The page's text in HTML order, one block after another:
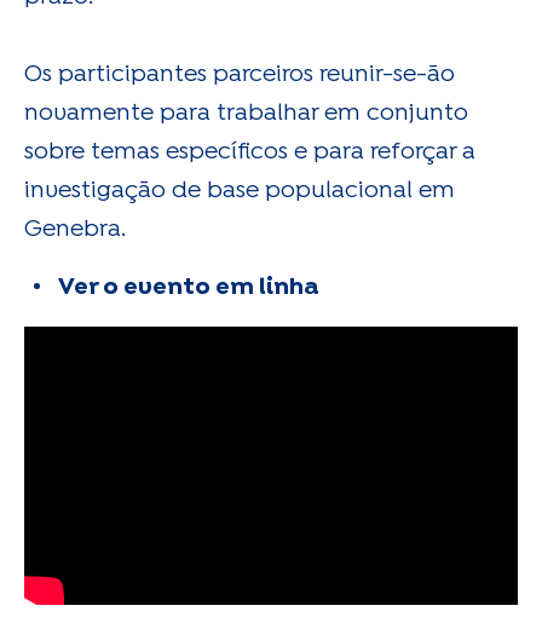
Os participantes parceiros reunir-se-ão
novamente para trabalhar em conjunto
sobre temas específicos e para reforçar a
investigação de base populacional em
Genebra.
Ver o evento em linha